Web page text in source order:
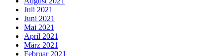
Juli 2021
Juni 2021
Mai 2021
April 2021
März 2021
Februar 2021